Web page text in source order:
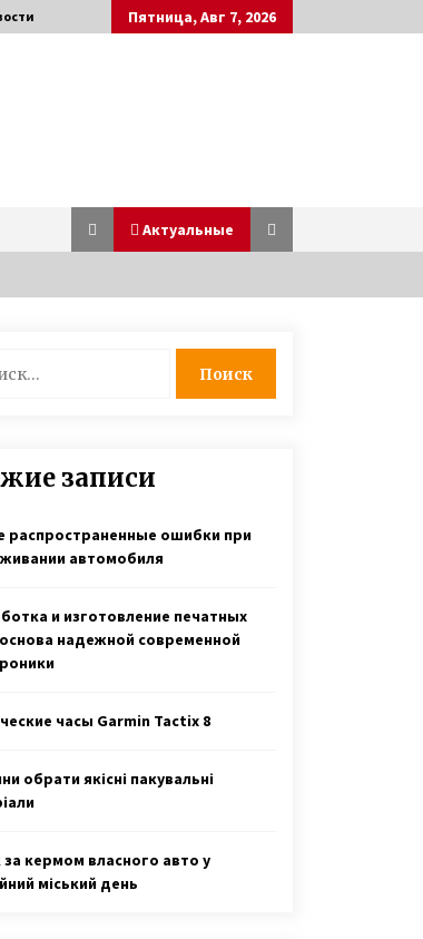
Пятница, Авг 7, 2026
Актуальные
Бонякивская удочерила девочку с
которую облил кислотой ухажер,
Наталья Шамрай воспитывает
6 лет ago
«Фото Ивана на фронте увидела
мне знакомой. И я написала ему»
3 года ago
записи
распространенные ошибки при
автомобиля
и изготовление печатных
надежной современной
часы Garmin Tactix 8
обрати якісні пакувальні
за кермом власного авто у
міський день